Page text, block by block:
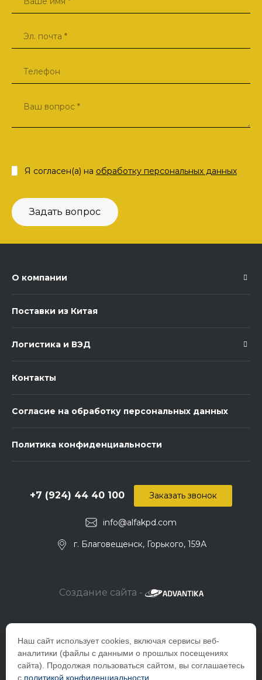
Наш сайт использует cookies, включая сервисы веб-
аналитики (файлы с данными о прошлых посещениях
сайта). Продолжая пользоваться сайтом, вы соглашаетесь
с политикой конфиденциальности
Задать вопрос
Я согласен(а) на обработку персональных данных
О компании
Поставки из Китая
Логистика и ВЭД
Контакты
Согласие на обработку персональных данных
Политика конфиденциальности
info@alfakpd.com
+7 (924) 44 40 100
г. Благовещенск, Горького, 159А
Заказать звонок
Создание сайта -